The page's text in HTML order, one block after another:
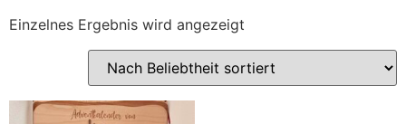
Einzelnes Ergebnis wird angezeigt